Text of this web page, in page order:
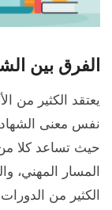
الفرق بين
يعتقد الكثير من
نفس معنى
حيث تساعد كلا من
المسار المهني،
الكثير من